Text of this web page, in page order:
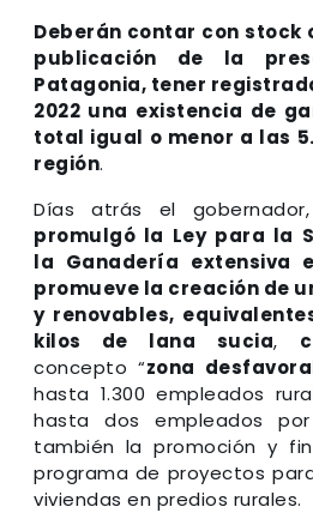
Deberán contar con stock
publicación de la
Patagonia, tener
2022 una existencia de
total igual o menor a las
región.
Días atrás el gobernador,
promulgó la Ley para la
la Ganadería extensiva
promueve la creación de
y renovables,
kilos de lana sucia,
concepto “zona
hasta 1.300 empleados
hasta dos empleados
también la promoción y
programa de proyectos
viviendas en predios rurales.